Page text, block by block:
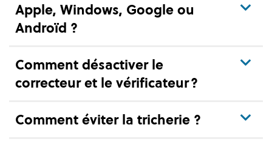
Apple, Windows, Google ou
Androïd ?
Comment désactiver le
correcteur et le vérificateur ?
Comment éviter la tricherie ?